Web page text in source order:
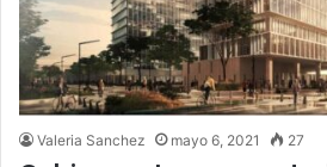
Valeria Sanchez mayo 6, 2021 27